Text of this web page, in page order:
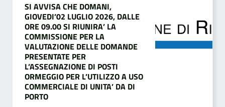
SI AVVISA CHE DOMANI,
GIOVEDI’02 LUGLIO 2026, DALLE
ORE 09.00 SI RIUNIRA’ LA
COMMISSIONE PER LA
VALUTAZIONE DELLE DOMANDE
PRESENTATE PER
L’ASSEGNAZIONE DI POSTI
ORMEGGIO PER L’UTILIZZO A USO
COMMERCIALE DI UNITA’ DA DI
PORTO